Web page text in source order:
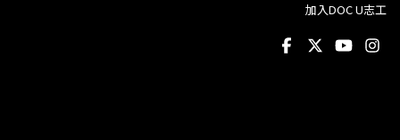
加入DOC U志工